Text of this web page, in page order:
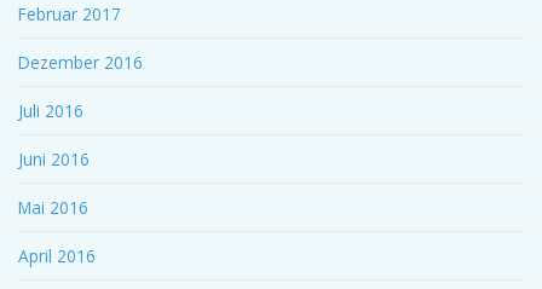
Februar 2017
Dezember 2016
Juli 2016
Juni 2016
Mai 2016
April 2016